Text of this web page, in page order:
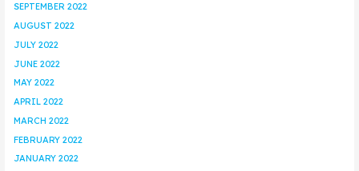
SEPTEMBER 2022
AUGUST 2022
JULY 2022
JUNE 2022
MAY 2022
APRIL 2022
MARCH 2022
FEBRUARY 2022
JANUARY 2022